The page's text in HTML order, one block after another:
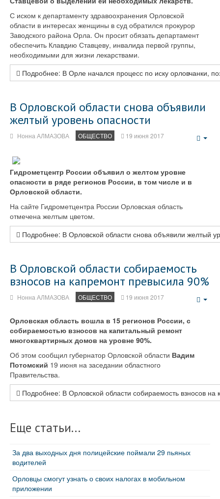
С иском к департаменту здравоохранения Орловской
области в интересах женщины в суд обратился прокурор
Заводского района Орла. Он просит обязать департамент
обеспечить Клавдию Ставцеву, инвалида первой группы,
необходимыми для жизни лекарствами.
Подробнее: В Орле начался процесс по иску орловчанки,
В Орловской области снова объявили
желтый уровень опасности
Нонна АЛМАЗОВА ОБЩЕСТВО 19 июня 2017
Гидрометцентр России объявил о желтом уровне
опасности в ряде регионов России, в том числе и в
Орловской области.
На сайте Гидрометцентра России Орловская область
отмечена желтым цветом.
Подробнее: В Орловской области снова объявили желтый
В Орловской области собираемость
взносов на капремонт превысила 90%
Нонна АЛМАЗОВА ОБЩЕСТВО 19 июня 2017
Орловская область вошла в 15 регионов России, с
собираемостью взносов на капитальный ремонт
многоквартирных домов на уровне 90%.
Об этом сообщил губернатор Орловской области Вадим
Потомский 19 июня на заседании областного
Правительства.
Подробнее: В Орловской области собираемость взносов
Еще статьи...
За два выходных дня полицейские поймали 29 пьяных
водителей
Орловцы смогут узнать о своих налогах в мобильном
приложении